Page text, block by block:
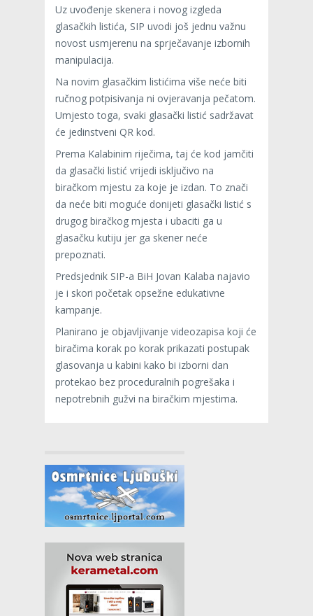
Uz uvođenje skenera i novog izgleda
glasačkih listića, SIP uvodi još jednu važnu
novost usmjerenu na sprječavanje izbornih
manipulacija.
Na novim glasačkim listićima više neće biti
ručnog potpisivanja ni ovjeravanja pečatom.
Umjesto toga, svaki glasački listić sadržavat
će jedinstveni QR kod.
Prema Kalabinim riječima, taj će kod jamčiti
da glasački listić vrijedi isključivo na
biračkom mjestu za koje je izdan. To znači
da neće biti moguće donijeti glasački listić s
drugog biračkog mjesta i ubaciti ga u
glasačku kutiju jer ga skener neće
prepoznati.
Predsjednik SIP-a BiH Jovan Kalaba najavio
je i skori početak opsežne edukativne
kampanje.
Planirano je objavljivanje videozapisa koji će
biračima korak po korak prikazati postupak
glasovanja u kabini kako bi izborni dan
protekao bez proceduralnih pogrešaka i
nepotrebnih gužvi na biračkim mjestima.